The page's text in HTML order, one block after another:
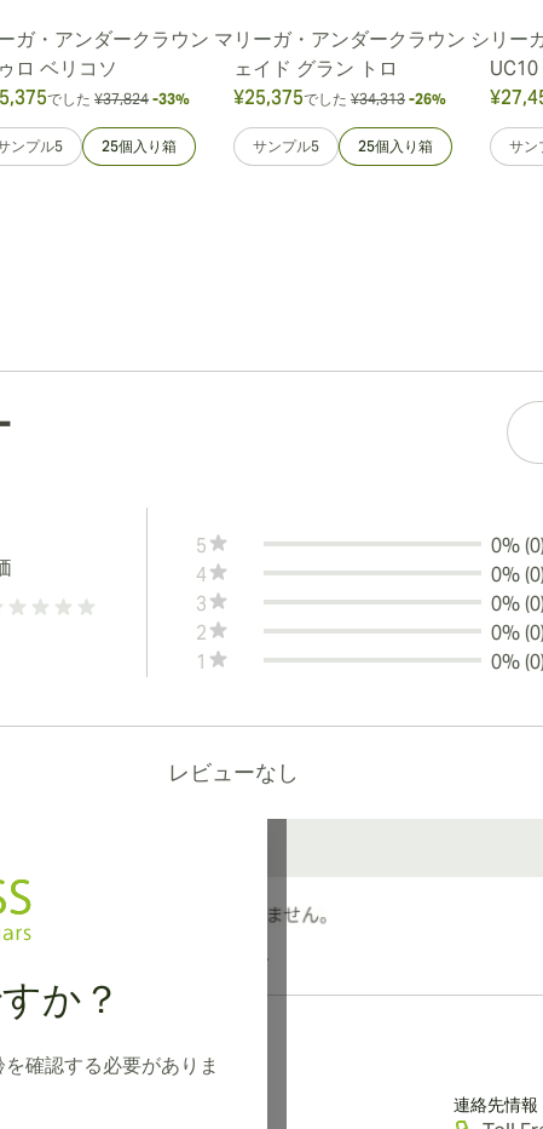
ガ・アンダークラウン マ
ロ ベリコソ
でした ¥37,824 -33%
ンプル5 25個入り箱
リーガ・アンダークラウン シ
ェイド グラン トロ
¥25,375でした ¥34,313 -26%
サンプル5 25個入り箱
リー
UC10
サン
5
0%
4
0%
3
0%
2
0%
1
0%
レビューなし
か？
確認する必要がありま
トラリアへの国際配送が可能です。
連絡先情報